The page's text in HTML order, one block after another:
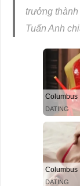
trưởng thành
Tuấn Anh